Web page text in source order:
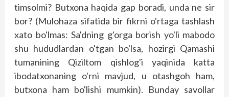
timsolmi? Butxona haqida gap boradi, unda ne sir
bor? (Mulohaza sifatida bir fikrni o'rtaga tashlash
xato bo'lmas: Sa'dning g'orga borish yo'li mabodo
shu hududlardan o'tgan bo'lsa, hozirgi Qamashi
tumanining Qiziltom qishlog'i yaqinida katta
ibodatxonaning o'rni mavjud, u otashgoh ham,
butxona ham bo'lishi mumkin). Bunday savollar